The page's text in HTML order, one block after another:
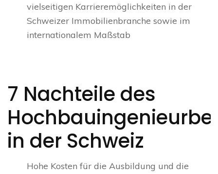
vielseitigen Karrieremöglichkeiten in der
Schweizer Immobilienbranche sowie im
internationalem Maßstab
7 Nachteile des
in der Schweiz
Hohe Kosten für die Ausbildung und die